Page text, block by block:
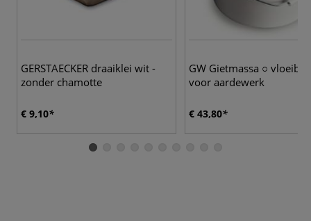
GERSTAECKER draaiklei wit -
zonder chamotte
€ 9,10
GW Gietmassa ○
voor aardewerk
€ 43,80